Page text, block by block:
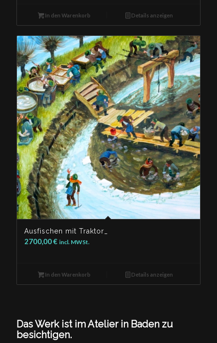
In den Warenkorb Details anzeigen
Ausfischen mit Traktor_
2700,00€ incl. MWSt.
In den Warenkorb Details anzeigen
Das Werk ist im Atelier in Baden zu
besichtigen.